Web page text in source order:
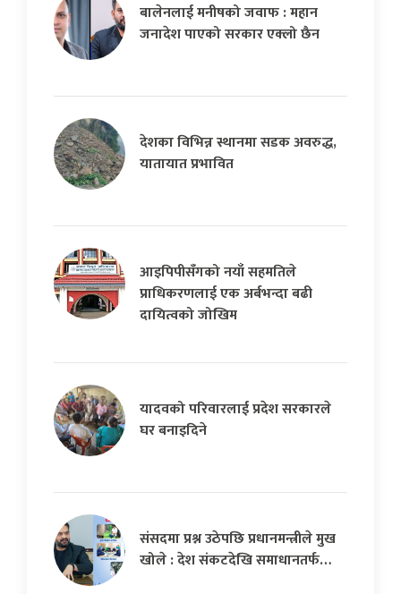
बालेनलाई मनीषको जवाफ : महान
जनादेश पाएको सरकार एक्लो छैन
देशका विभिन्न स्थानमा सडक अवरुद्ध,
यातायात प्रभावित
आइपिपीसँगको नयाँ सहमतिले
प्राधिकरणलाई एक अर्बभन्दा बढी
दायित्वको जोखिम
यादवको परिवारलाई प्रदेश सरकारले
घर बनाइदिने
संसदमा प्रश्न उठेपछि प्रधानमन्त्रीले मुख
खोले : देश संकटदेखि समाधानतर्फ…